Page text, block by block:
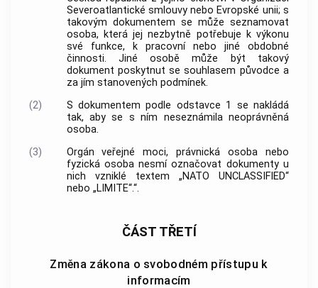
Severoatlantické smlouvy nebo Evropské unii; s
takovým dokumentem se může seznamovat
osoba, která jej nezbytně potřebuje k výkonu
své funkce, k pracovní nebo jiné obdobné
činnosti. Jiné osobě může být takový
dokument poskytnut se souhlasem původce a
za jím stanovených podmínek.
(2)
S dokumentem podle odstavce 1 se nakládá
tak, aby se s ním neseznámila neoprávněná
osoba.
(3)
Orgán veřejné moci, právnická osoba nebo
fyzická osoba nesmí označovat dokumenty u
nich vzniklé textem „NATO UNCLASSIFIED“
nebo „LIMITE“.“.
ČÁST TŘETÍ
Změna zákona o svobodném přístupu k
informacím